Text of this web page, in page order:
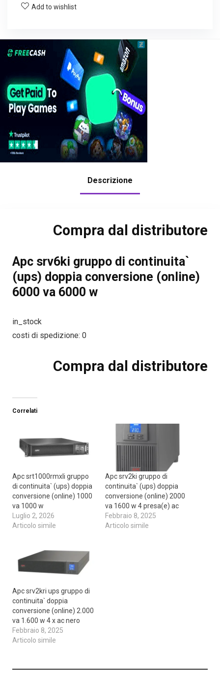
Add to wishlist
Descrizione
Compra dal distributore
Apc srv6ki gruppo di continuita`
(ups) doppia conversione (online)
6000 va 6000 w
in_stock
costi di spedizione: 0
Compra dal distributore
Correlati
Apc srt1000rmxli gruppo
di continuita` (ups) doppia
conversione (online) 1000
va 1000 w
Luglio 2, 2026
Articolo simile
Apc srv2ki gruppo di
continuita` (ups) doppia
conversione (online) 2000
va 1600 w 4 presa(e) ac
Febbraio 8, 2025
Articolo simile
Apc srv2kri ups gruppo di
continuita` doppia
conversione (online) 2.000
va 1.600 w 4 x ac nero
Febbraio 8, 2025
Articolo simile